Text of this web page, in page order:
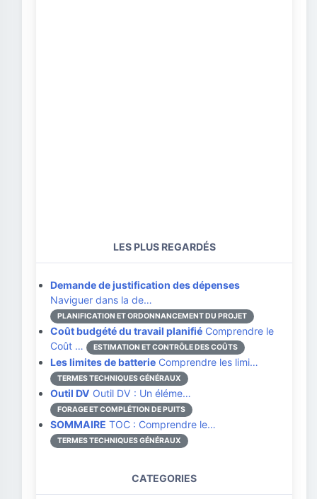
LES PLUS REGARDÉS
Demande de justification des dépenses
Naviguer dans la de…
PLANIFICATION ET ORDONNANCEMENT DU PROJET
Coût budgété du travail planifié Comprendre le
Coût …
ESTIMATION ET CONTRÔLE DES COÛTS
Les limites de batterie Comprendre les limi…
TERMES TECHNIQUES GÉNÉRAUX
Outil DV Outil DV : Un éléme…
FORAGE ET COMPLÉTION DE PUITS
SOMMAIRE TOC : Comprendre le…
TERMES TECHNIQUES GÉNÉRAUX
CATEGORIES